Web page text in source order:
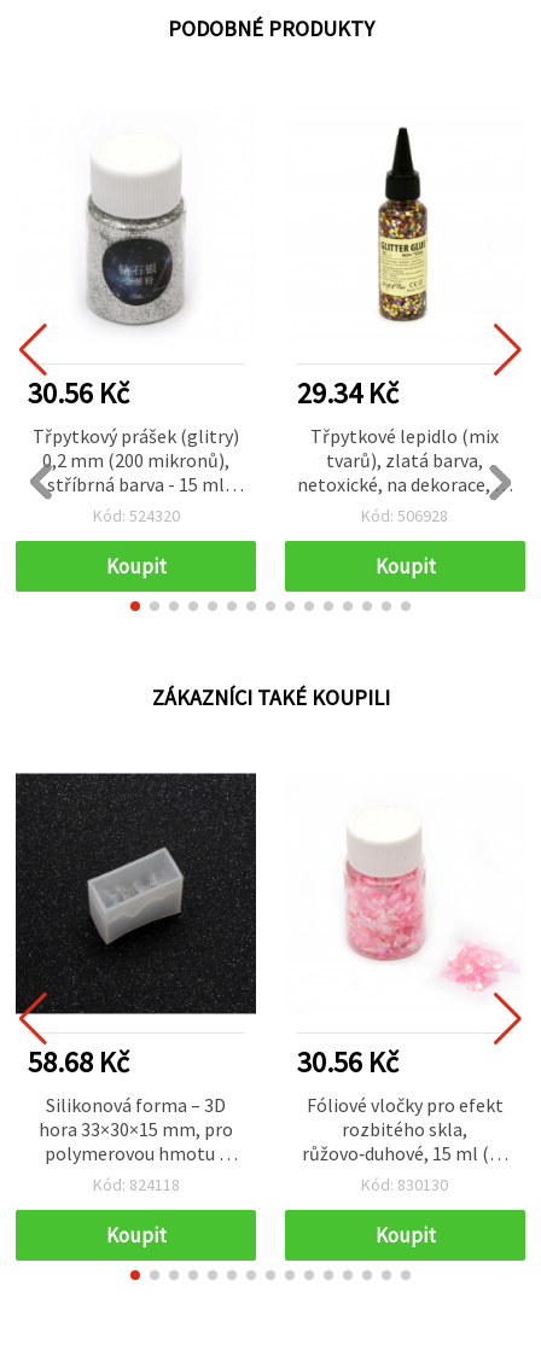
PODOBNÉ PRODUKTY
30.56 Kč
Třpytkový prášek (glitry)
0,2 mm (200 mikronů),
stříbrná barva - 15 ml
(~12 g)
Kód: 524320
Koupit
29.34 Kč
Třpytkové lepidlo (mix
tvarů), zlatá barva,
netoxické, na dekorace, 50
ml
Kód: 506928
Koupit
ZÁKAZNÍCI TAKÉ KOUPILI
58.68 Kč
Silikonová forma – 3D
hora 33×30×15 mm, pro
polymerovou hmotu a
kreativní tvoření
Kód: 824118
Koupit
30.56 Kč
Fóliové vločky pro efekt
rozbitého skla,
růžovo‑duhové, 15 ml (~3
g)
Kód: 830130
Koupit